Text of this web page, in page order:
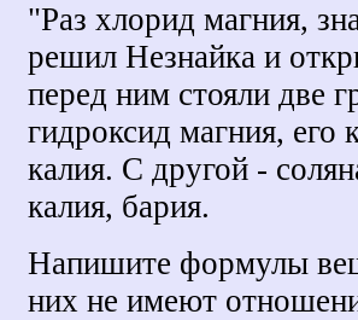
"Раз хлорид магния,
решил Незнайка и
перед ним стояли две
гидроксид магния, его
калия. С другой -
калия, бария.
Напишите формулы
них не имеют